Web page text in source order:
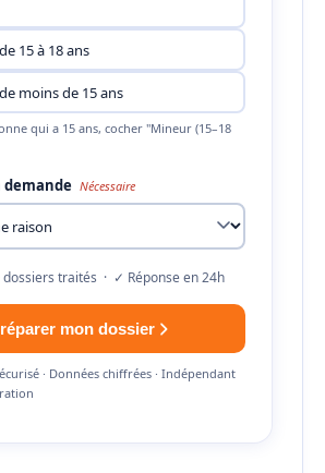
15 à 18 ans
moins de 15 ans
qui a 15 ans, cocher "Mineur (15–18
demande Nécessaire
dossiers traités · ✓ Réponse en 24h
mon dossier
· Données chiffrées · Indépendant